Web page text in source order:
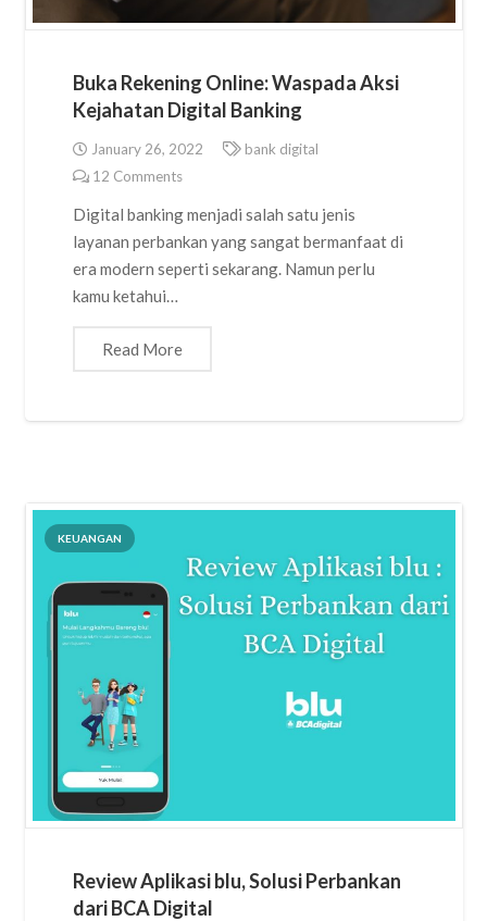
Buka Rekening Online: Waspada Aksi
Kejahatan Digital Banking
January 26, 2022
bank digital
12 Comments
Digital banking menjadi salah satu jenis
layanan perbankan yang sangat bermanfaat di
era modern seperti sekarang. Namun perlu
kamu ketahui…
Read More
KEUANGAN
Review Aplikasi blu, Solusi Perbankan
dari BCA Digital